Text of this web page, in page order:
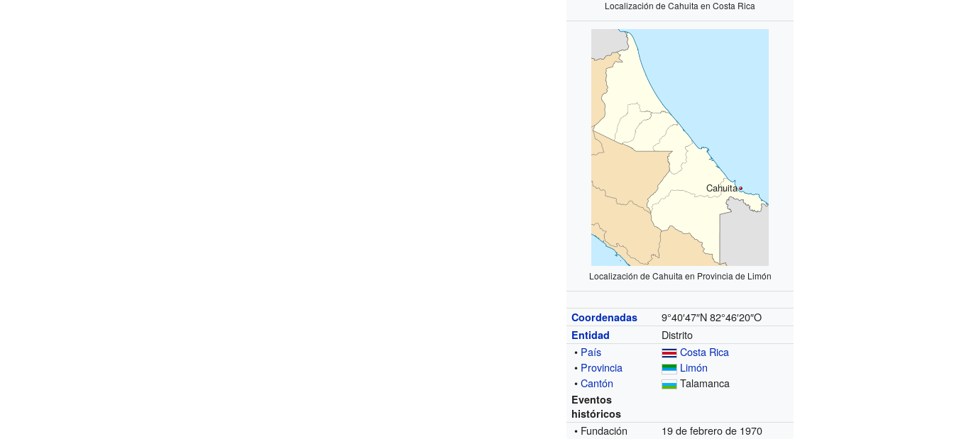
Localización de Cahuita en Costa Rica
Cahuita
Localización de Cahuita en Provincia de Limón
Coordenadas 9°40′47″N 82°46′20″O
Entidad
Distrito
• País
Costa Rica
• Provincia
Limón
•Cantón Talamanca
Eventos
históricos
• Fundación 19 de febrero de 1970